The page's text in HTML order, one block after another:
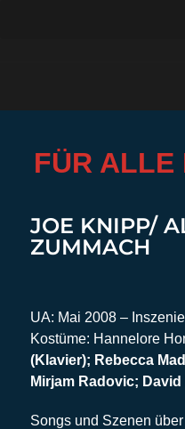
FÜR ALLE
JOE KNIPP/
ZUMMACH
UA: Mai 2008 –
Kostüme: Hannelore
(Klavier); Rebecca
Mirjam Radovic;
Songs und Szenen